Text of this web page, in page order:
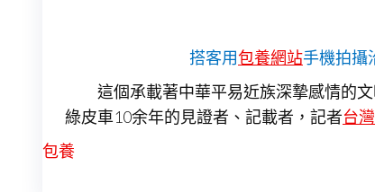
搭客用包養網站手機拍攝
這個承載著中華平易近族深摯感情的
綠皮車10余年的見證者、記載者，記者台
包養